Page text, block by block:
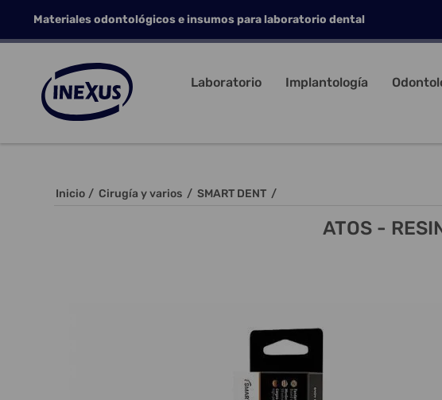
Materiales odontológicos e insumos para laboratorio dental
Laboratorio Implantología
Inicio / Cirugía y varios / SMART DENT /
ATOS -